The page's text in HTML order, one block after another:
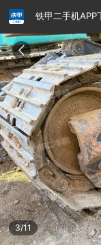
铁甲二手机APP
3/11
请输入手机号
提
交
即
表
示
您
同
意
《隐
私
政
策》
铁甲龙总部